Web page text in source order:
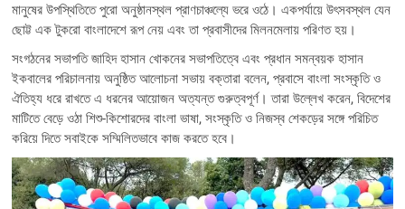
মানুষের উপস্থিতিতে পুরো অনুষ্ঠানস্থল প্রাণচাঞ্চল্যে ভরে ওঠে। একপর্যায়ে উৎসবস্থল যেন
ছোট্ট এক টুকরো বাংলাদেশে রূপ নেয় এবং তা প্রবাসীদের মিলনমেলায় পরিণত হয়।
সংগঠনের সভাপতি জাহিদ হাসান খোকনের সভাপতিত্বে এবং প্রধান সমন্বয়ক হাসান
ইকবালের পরিচালনায় অনুষ্ঠিত আলোচনা সভায় বক্তারা বলেন, প্রবাসে বাংলা সংস্কৃতি ও
ঐতিহ্য ধরে রাখতে এ ধরনের আয়োজন অত্যন্ত গুরুত্বপূর্ণ। তারা উল্লেখ করেন, বিদেশের
মাটিতে বেড়ে ওঠা শিশু-কিশোরদের বাংলা ভাষা, সংস্কৃতি ও নিজস্ব শেকড়ের সঙ্গে পরিচিত
করিয়ে দিতে সবাইকে সম্মিলিতভাবে কাজ করতে হবে।